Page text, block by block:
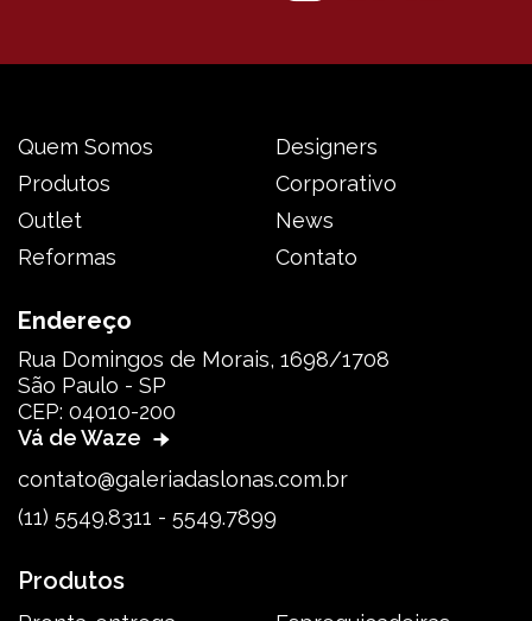
Quem Somos
Produtos
Outlet
Reformas
Designers
Corporativo
News
Contato
Endereço
Rua Domingos de Morais, 1698/1708
São Paulo - SP
CEP: 04010-200
Vá de Waze
contato@galeriadaslonas.com.br
(11) 5549.8311 - 5549.7899
Produtos